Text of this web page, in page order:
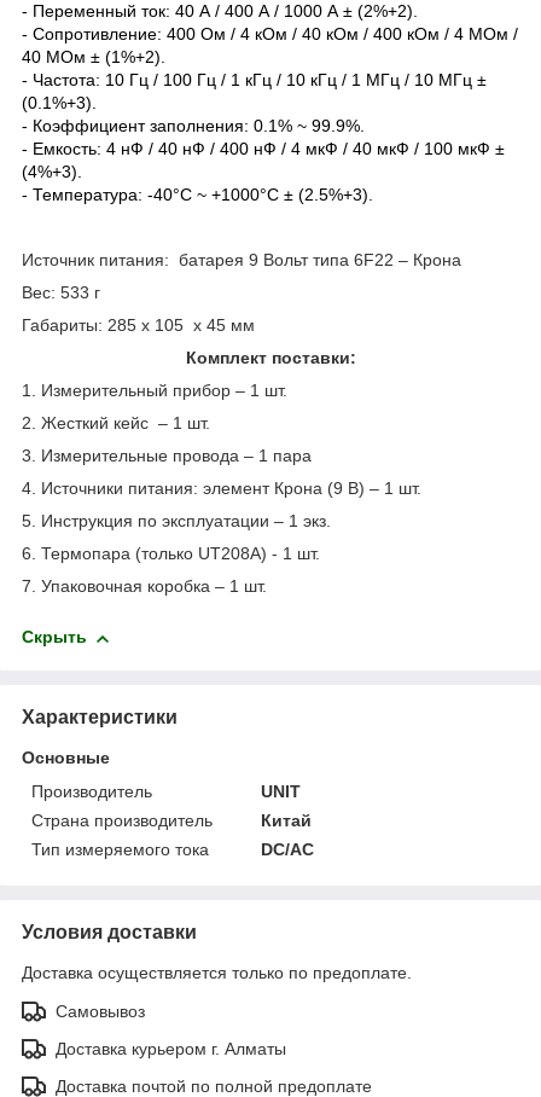
- Переменный ток: 40 А / 400 А / 1000 А ± (2%+2).
- Сопротивление: 400 Ом / 4 кОм / 40 кОм / 400 кОм / 4 МОм /
40 МОм ± (1%+2).
- Частота: 10 Гц / 100 Гц / 1 кГц / 10 кГц / 1 МГц / 10 МГц ±
(0.1%+3).
- Коэффициент заполнения: 0.1% ~ 99.9%.
- Емкость: 4 нФ / 40 нФ / 400 нФ / 4 мкФ / 40 мкФ / 100 мкФ ±
(4%+3).
- Температура: -40°C ~ +1000°C ± (2.5%+3).
Источник питания: батарея 9 Вольт типа 6F22 – Крона
Вес: 533 г
Габариты: 285 х 105 х 45 мм
Комплект поставки:
1. Измерительный прибор – 1 шт.
2. Жесткий кейс – 1 шт.
3. Измерительные провода – 1 пара
4. Источники питания: элемент Крона (9 В) – 1 шт.
5. Инструкция по эксплуатации – 1 экз.
6. Термопара (только UT208A) - 1 шт.
7. Упаковочная коробка – 1 шт.
Скрыть
Характеристики
Основные
Производитель
UNIT
Страна производитель
Китай
Тип измеряемого тока
DC/AC
Условия доставки
Доставка осуществляется только по предоплате.
Самовывоз
Доставка курьером г. Алматы
Доставка почтой по полной предоплате